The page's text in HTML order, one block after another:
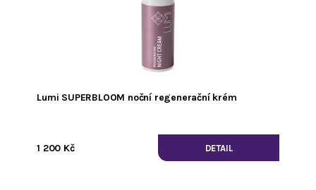
Lumi SUPERBLOOM noční regenerační krém
1 200 Kč DETAIL